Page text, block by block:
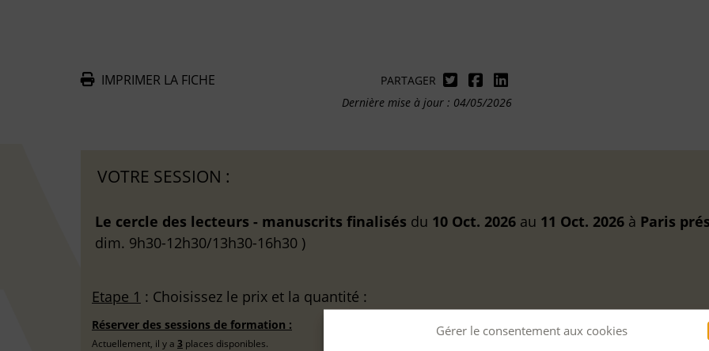
Gérer le consentement aux cookies
IMPRIMER LA FICHE
PARTAGER
Dernière mise à jour : 04/05/2026
VOTRE SESSION :
Le cercle des lecteurs - manuscrits finalisés du 10 Oct. 2026 au 11 Oct. 2026 à Paris
dim. 9h30-12h30/13h30-16h30 )
Etape 1 : Choisissez le prix et la quantité :
Réserver des sessions de formation :
Actuellement, il y a 3 places disponibles.